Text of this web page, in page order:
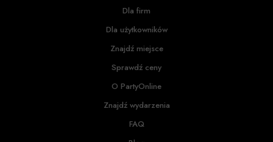
Dla firm
Dla użytkowników
Znajdź miejsce
Sprawdź ceny
O PartyOnline
Znajdź wydarzenia
FAQ